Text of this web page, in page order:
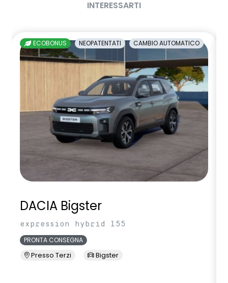
impunture giallo fresh
sensori di parcheggio anteriori/posteriori/laterali
sistema di controllo della pressione pneumatici indiretto
sistema di frenata d'emergenza attiva
sistema multimediale openR link 10.4" con Google integrato
volante in pelle
INTERESSARTI
ECOBONUS NEOPATENTATI CAMBIO AUTOMATICO
DACIA Bigster
expression hybrid 155
PRONTA CONSEGNA
Presso Terzi Bigster